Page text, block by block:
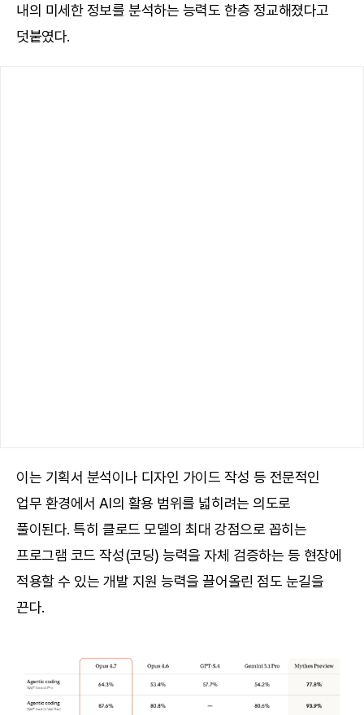
내의 미세한 정보를 분석하는 능력도 한층 정교해졌다고
덧붙였다.
이는 기획서 분석이나 디자인 가이드 작성 등 전문적인
업무 환경에서 AI의 활용 범위를 넓히려는 의도로
풀이된다. 특히 클로드 모델의 최대 강점으로 꼽히는
프로그램 코드 작성(코딩) 능력을 자체 검증하는 등 현장에
적용할 수 있는 개발 지원 능력을 끌어올린 점도 눈길을
끈다.